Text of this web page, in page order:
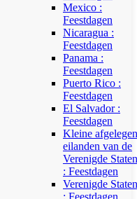
Mexico :
Feestdagen
Nicaragua :
Feestdagen
Panama :
Feestdagen
Puerto Rico :
Feestdagen
El Salvador :
Feestdagen
Kleine afgelegen
eilanden van de
Verenigde Staten
: Feestdagen
Verenigde Staten
: Feestdagen